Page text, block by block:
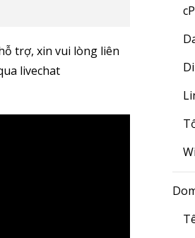
trợ, xin vui lòng liên
livechat